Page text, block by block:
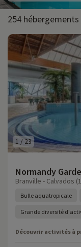
pour petits et grands.
privée pour plus
intérieure en France.
un séjour authentique
familial piscine
vacances bien-être
toute sérénité. Que
chauffée pour un
existe une destination
encore plus de
et partagez
254 hébergements
1 / 23
Normandy
Branville - Calvados
Bulle aquatropicale
Grande diversité
Découvrir activités à